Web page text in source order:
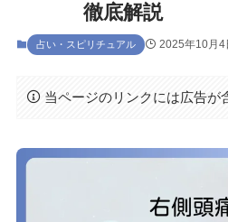
徹底解説
占い・スピリチュアル 2025年10月4
当ページのリンクには広告が